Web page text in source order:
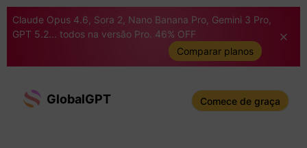
Claude Opus 4.6, Sora 2, Nano Banana Pro, Gemini 3 Pro,
GPT 5.2... todos na versão Pro. 46% OFF
Comparar planos
GlobalGPT Comece de graça